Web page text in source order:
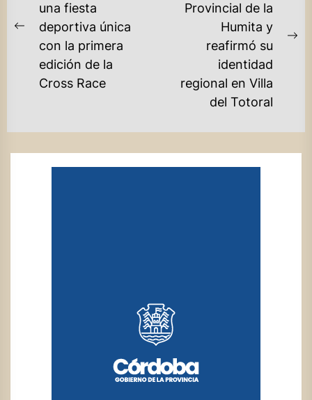
ENTRADAS
Previous
post:
una fiesta
deportiva única
con la primera
edición de la
Cross Race
Provincial de la
Humita y
reafirmó su
identidad
regional en Villa
del Totoral